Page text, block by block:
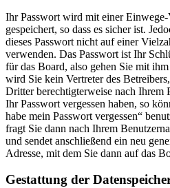
Ihr Passwort wird mit einer Einwege-
gespeichert, so dass es sicher ist.
dieses Passwort nicht auf einer
verwenden. Das Passwort ist Ihr
für das Board, also gehen Sie mit
wird Sie kein Vertreter des
Dritter berechtigterweise nach Ihrem
Ihr Passwort vergessen haben, so
habe mein Passwort vergessen“
fragt Sie dann nach Ihrem
und sendet anschließend ein neu
Adresse, mit dem Sie dann auf das
Gestattung der